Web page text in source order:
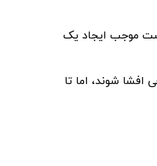
موجب ایجاد یک
افشا شوند، اما تا